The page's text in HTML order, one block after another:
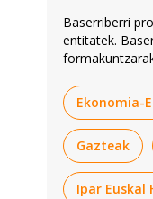
Baserriberri
entitatek.
Ekonomia-
Gazteak
Ipar Euskal